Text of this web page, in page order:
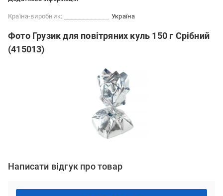
Країна-виробник: Україна
Фото Грузик для повітряних куль 150 г Срібний
(415013)
Написати відгук про товар